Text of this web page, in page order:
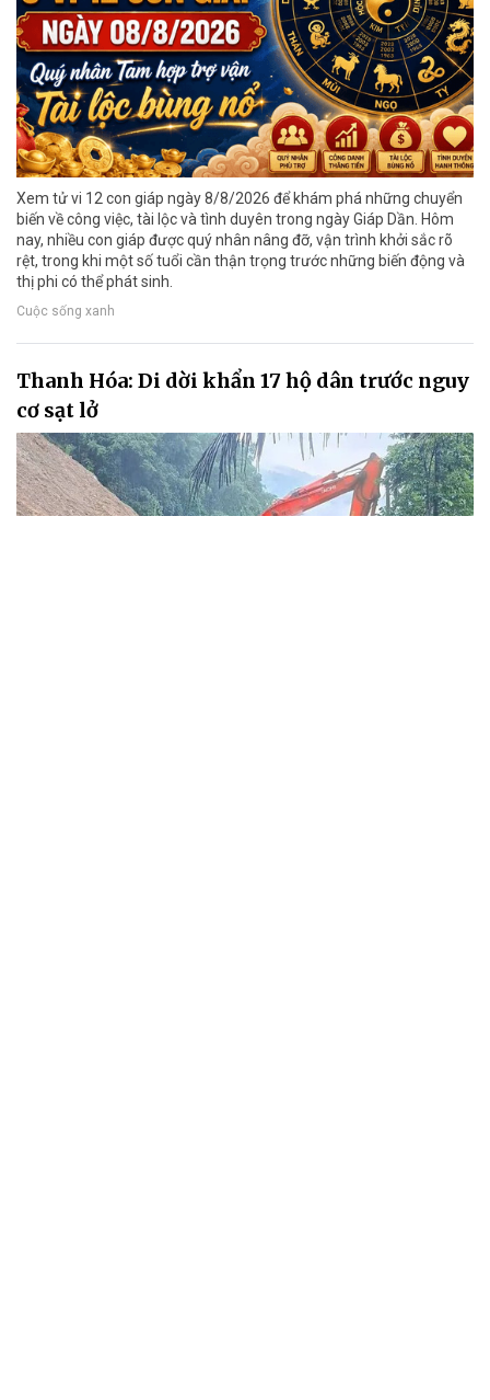
Xem tử vi 12 con giáp ngày 8/8/2026 để khám phá những chuyển
biến về công việc, tài lộc và tình duyên trong ngày Giáp Dần. Hôm
nay, nhiều con giáp được quý nhân nâng đỡ, vận trình khởi sắc rõ
rệt, trong khi một số tuổi cần thận trọng trước những biến động và
thị phi có thể phát sinh.
Cuộc sống xanh
Thanh Hóa: Di dời khẩn 17 hộ dân trước nguy
cơ sạt lở